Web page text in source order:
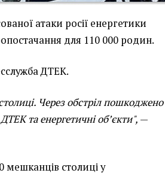
атаки росії енергетики
для 110 000 родин.
ДТЕК.
Через обстріл пошкоджено
та енергетичні об’єкти", —
мешканців столиці у